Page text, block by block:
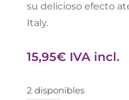
su delicioso efecto
Italy.
15,95€ IVA incl.
2 disponibles